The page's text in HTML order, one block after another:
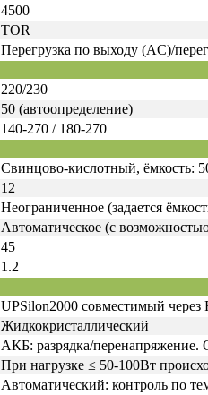
4500
TOR
Перегрузка по выходу (AC)/
220/230
50 (автоопределение)
140-270 / 180-270
Свинцово-кислотный, ёмкость:
12
Неограниченное (задается
Автоматическое (с
45
1.2
UPSilon2000 совместимый
Жидкокристаллический
АКБ: разрядка/перенапряжение.
При нагрузке ≤ 50-100Вт
Автоматический: контроль по